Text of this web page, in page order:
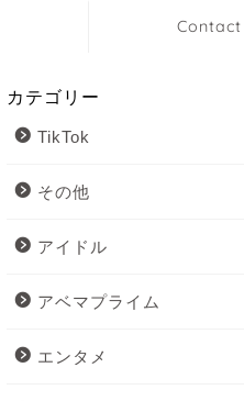
Contact
カテゴリー
TikTok
その他
アイドル
アベマプライム
エンタメ